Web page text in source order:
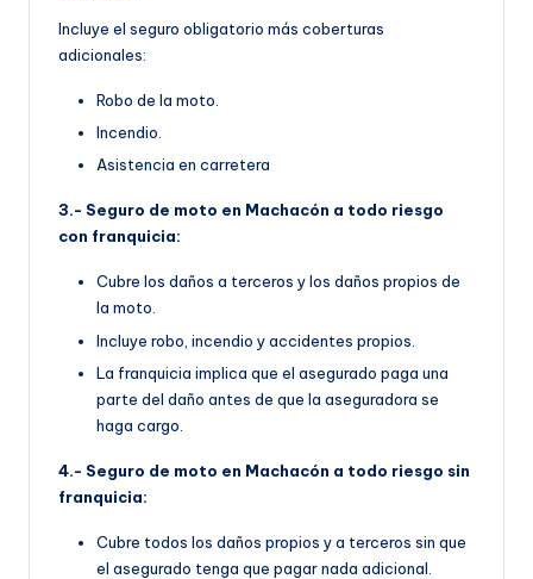
Incluye el seguro obligatorio más coberturas
adicionales:
Robo de la moto.
Incendio.
Asistencia en carretera
3.- Seguro de moto en Machacón a todo riesgo
con franquicia:
Cubre los daños a terceros y los daños propios de
la moto.
Incluye robo, incendio y accidentes propios.
La franquicia implica que el asegurado paga una
parte del daño antes de que la aseguradora se
haga cargo.
4.- Seguro de moto en Machacón a todo riesgo sin
franquicia:
Cubre todos los daños propios y a terceros sin que
el asegurado tenga que pagar nada adicional.